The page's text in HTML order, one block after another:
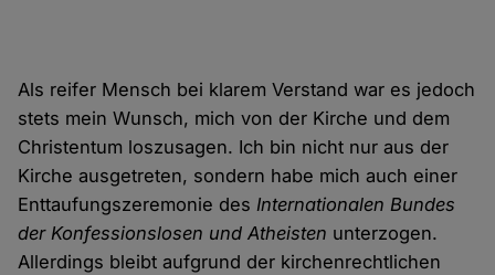
Als reifer Mensch bei klarem Verstand war es jedoch
stets mein Wunsch, mich von der Kirche und dem
Christentum loszusagen. Ich bin nicht nur aus der
Kirche ausgetreten, sondern habe mich auch einer
Enttaufungszeremonie desInternationalen Bundes
der Konfessionslosen und Atheisten unterzogen.
Allerdings bleibt aufgrund der kirchenrechtlichen